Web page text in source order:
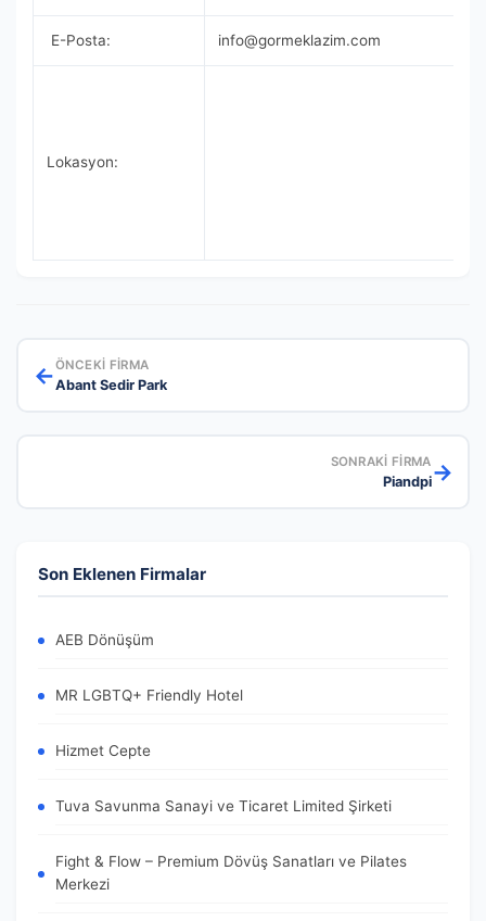
E-Posta: info@gormeklazim.com
Lokasyon:
←ÖNCEKI FIRMA
Abant Sedir Park
SONRAKI FIRMA
Piandpi→
Son Eklenen Firmalar
AEB Dönüşüm
MR LGBTQ+ Friendly Hotel
Hizmet Cepte
Tuva Savunma Sanayi ve Ticaret Limited Şirketi
Fight & Flow – Premium Dövüş Sanatları ve Pilates
Merkezi